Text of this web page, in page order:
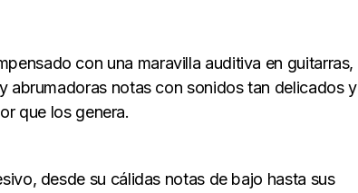
con una maravilla auditiva en guitarras,
abrumadoras notas con sonidos tan delicados y
que los genera.
desde su cálidas notas de bajo hasta sus